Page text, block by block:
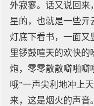
外寂寥。话又说回来
星的，也就是一些亓
灯底下看书，一面又
里锣鼓喧天的欢快的
炮，零零散散噼啪
哦”一声尖利地冲上
来，这是烟火的声音